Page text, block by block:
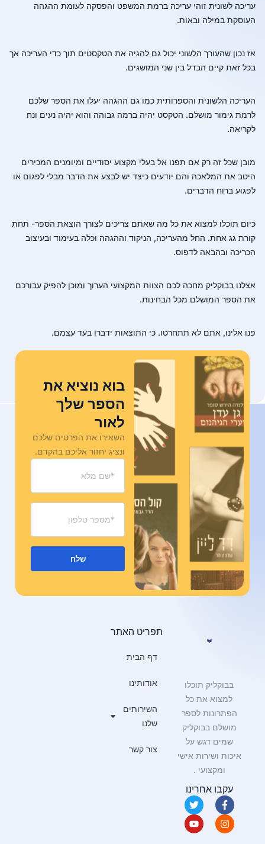
עריכה לשונית זוהי עריכה ברמת המשפט והפסקה לעומת ההגהה
העוסקת במילה ובאות.
אז נכון שהעורך הלשוני יכול גם להגיה את הטקסטים תוך כדי העריכה אך
בכל זאת קיים הבדל בין שני המושגים.
העריכה הלשונית והספרותית כמו גם ההגהה יעלו את הספר שלכם
לרמת גימור מושלם. הטקסט יהיה ברמה גבוהה והוא יהיה נעים ונח
לקריאה.
מובן שכל זה רק אם תפנו אל בעלי מקצוע יסודיים ומיומנים המכירים
היטב את המלאכה והם יודעים כיצד יש לבצע את הדבר מבלי לפגום או
לפגוע ברוח הדברים.
כיום תוכלו למצוא את כל מה שאתם צריכים לצורך הוצאת הספר- תחת
קורת גג אחת. החל מהעריכה, הניקוד וההגהה וכלה בעימוד ובעיצוב
הכריכה ובהבאה לדפוס.
אצלנו בבוקליק מחכה לכם הצוות המקצועי הערוך ומוכן להפיק עבורכם
את הספר המושלם מכל הבחינות.
פנו אלינו, אתם לא תתחרטו. כי התוצאות ידברו בעד עצמם.
בוא נוציא את
הספר שלך
לאור
השאירו את הפרטים שלכם
ונציג יחזור אליכם בהקדם.
שלח
בבוקליק תוכלו
למצוא את כל
הפתרונות לספר
מושלם בבוקליק
שמים דגש על
איכות ושירות אישי
ומקצועי .
עקבו אחרינו
תפריט האתר
דף הבית
אודותינו
השירותים
שלנו
צור קשר